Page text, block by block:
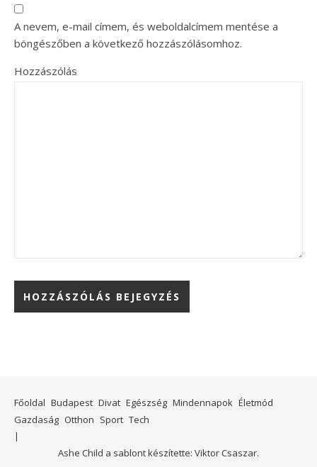
A nevem, e-mail címem, és weboldalcímem mentése a
böngészőben a következő hozzászólásomhoz.
Hozzászólás
Főoldal Budapest Divat Egészség Mindennapok Életmód
Gazdaság Otthon Sport Tech
Ashe Child a sablont készítette: Viktor Csaszar.